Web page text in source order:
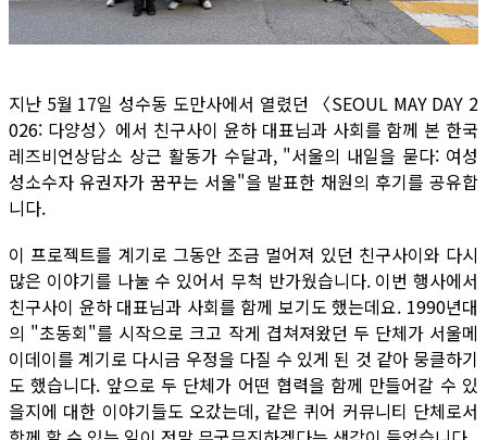
지난 5월 17일 성수동 도만사에서 열렸던 〈SEOUL MAY DAY 2
026: 다양성〉에서 친구사이 윤하 대표님과 사회를 함께 본 한국
레즈비언상담소 상근 활동가 수달과, "서울의 내일을 묻다: 여성
성소수자 유권자가 꿈꾸는 서울"을 발표한 채원의 후기를 공유합
니다.
이 프로젝트를 계기로 그동안 조금 멀어져 있던 친구사이와 다시
많은 이야기를 나눌 수 있어서 무척 반가웠습니다. 이번 행사에서
친구사이 윤하 대표님과 사회를 함께 보기도 했는데요. 1990년대
의 "초동회"를 시작으로 크고 작게 겹쳐져왔던 두 단체가 서울메
이데이를 계기로 다시금 우정을 다질 수 있게 된 것 같아 뭉클하기
도 했습니다. 앞으로 두 단체가 어떤 협력을 함께 만들어갈 수 있
을지에 대한 이야기들도 오갔는데, 같은 퀴어 커뮤니티 단체로서